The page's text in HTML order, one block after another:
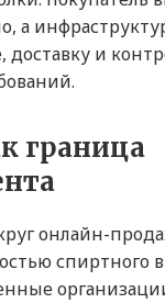
а
доставку и
граница
онлайн-
спиртного